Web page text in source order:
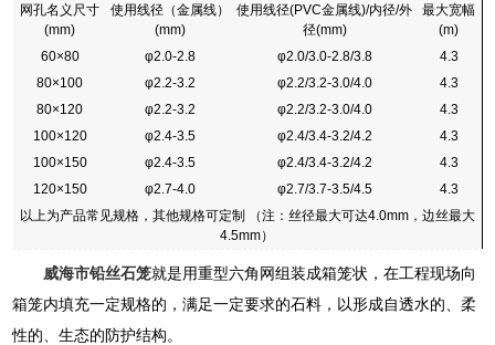
网孔名义尺寸
(mm)
使用线径（金属线）
(mm)
使用线径(PVC金属线)/内径/外
径(mm)
最大宽幅
(m)
60×80
φ2.0-2.8 φ2.0/3.0-2.8/3.8
4.3
80×100
φ2.2-3.2 φ2.2/3.2-3.0/4.0
4.3
80×120
φ2.2-3.2 φ2.2/3.2-3.0/4.0
4.3
100×120
φ2.4-3.5 φ2.4/3.4-3.2/4.2
4.3
100×150
φ2.4-3.5 φ2.4/3.4-3.2/4.2
4.3
120×150
φ2.7-4.0 φ2.7/3.7-3.5/4.5
4.3
以上为产品常见规格，其他规格可定制 （注：丝径最大可达4.0mm，边丝最大
4.5mm）
威海市铅丝石笼就是用重型六角网组装成箱笼状，在工程现场向
箱笼内填充一定规格的，满足一定要求的石料，以形成自透水的、柔
性的、生态的防护结构。